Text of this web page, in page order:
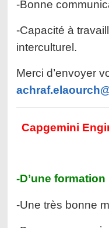
-Bonne
-Capacité à
interculturel.
Merci d’envoyer
Capgemini
-D’une
-Une très bonne